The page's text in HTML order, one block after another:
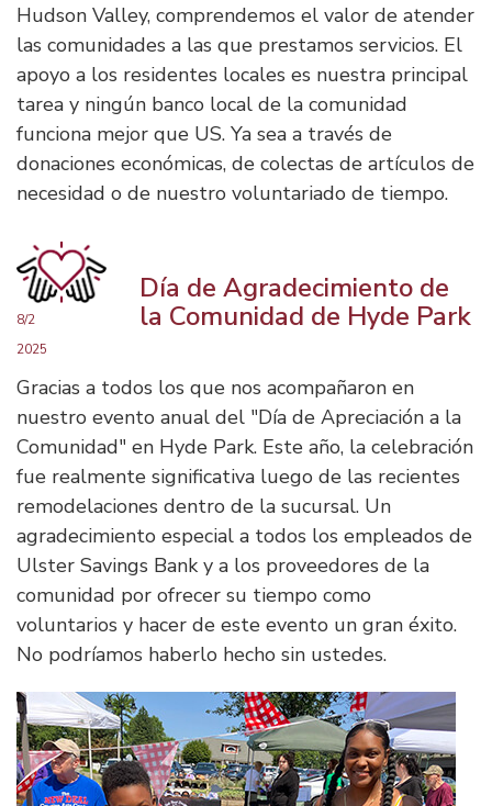
Hudson Valley, comprendemos el valor de atender
las comunidades a las que prestamos servicios. El
apoyo a los residentes locales es nuestra principal
tarea y ningún banco local de la comunidad
funciona mejor que US. Ya sea a través de
donaciones económicas, de colectas de artículos de
necesidad o de nuestro voluntariado de tiempo.
8/2
2025
Día de Agradecimiento de
la Comunidad de Hyde Park
Gracias a todos los que nos acompañaron en
nuestro evento anual del "Día de Apreciación a la
Comunidad" en Hyde Park. Este año, la celebración
fue realmente significativa luego de las recientes
remodelaciones dentro de la sucursal. Un
agradecimiento especial a todos los empleados de
Ulster Savings Bank y a los proveedores de la
comunidad por ofrecer su tiempo como
voluntarios y hacer de este evento un gran éxito.
No podríamos haberlo hecho sin ustedes.